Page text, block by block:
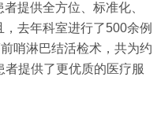
提供全方位、标准化、
去年科室进行了500余例
哨淋巴结活检术，共为约
提供了更优质的医疗服